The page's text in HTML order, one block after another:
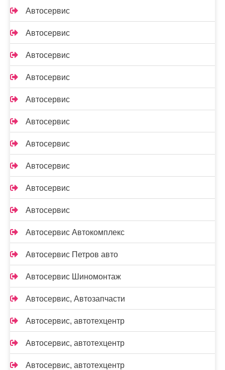
Автосервис
Автосервис
Автосервис
Автосервис
Автосервис
Автосервис
Автосервис
Автосервис
Автосервис
Автосервис
Автосервис Автокомплекс
Автосервис Петров авто
Автосервис Шиномонтаж
Автосервис, Автозапчасти
Автосервис, автотехцентр
Автосервис, автотехцентр
Автосервис, автотехцентр